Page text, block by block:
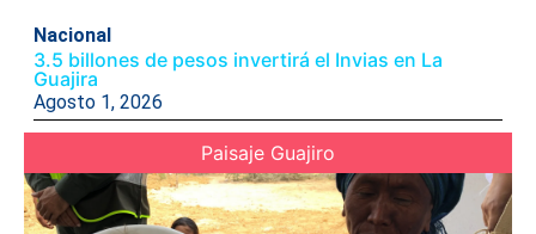
Nacional
3.5 billones de pesos invertirá el Invias en La
Guajira
Agosto 1, 2026
Paisaje Guajiro